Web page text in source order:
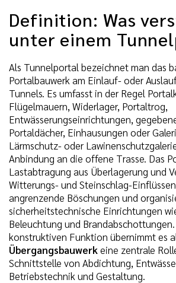
Definition: Was
unter einem
Als Tunnelportal bezeichnet man das
Portalbauwerk am Einlauf- oder
Tunnels. Es umfasst in der Regel
Flügelmauern, Widerlager, Portaltrog,
Entwässerungseinrichtungen,
Portaldächer, Einhausungen oder
Lärmschutz- oder
Anbindung an die offene Trasse. Das
Lastabtragung aus Überlagerung und
Witterungs- und Steinschlag-
angrenzende Böschungen und
sicherheitstechnische Einrichtungen
Beleuchtung und
konstruktiven Funktion übernimmt es
Übergangsbauwerkeine zentrale
Schnittstelle von Abdichtung,
Betriebstechnik und Gestaltung.